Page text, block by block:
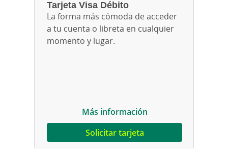
Eligiendo la cantidad cada mes
Seleccionar método de pago: Eligiendo la cantidad
Tarjeta Visa Débito
La forma más cómoda de acceder
a tu cuenta o libreta en cualquier
momento y lugar.
Más información
Solicitar tarjeta